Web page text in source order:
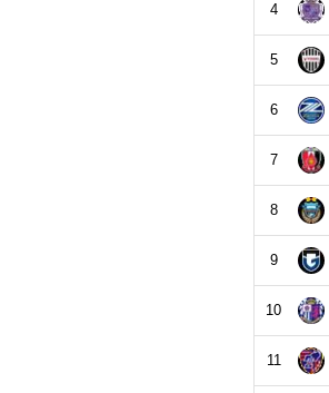
4
5
6
7
8
9
10
11